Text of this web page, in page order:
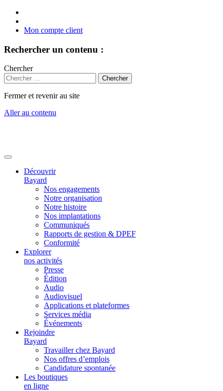
Mon compte client
Rechercher un contenu :
Chercher
Fermer et revenir au site
Aller au contenu
Découvrir
Bayard
Nos engagements
Notre organisation
Notre histoire
Nos implantations
Communiqués
Rapports de gestion & DPEF
Conformité
Explorer
nos activités
Presse
Édition
Audio
Audiovisuel
Applications et plateformes
Services média
Événements
Rejoindre
Bayard
Travailler chez Bayard
Nos offres d’emplois
Candidature spontanée
Les boutiques
en ligne